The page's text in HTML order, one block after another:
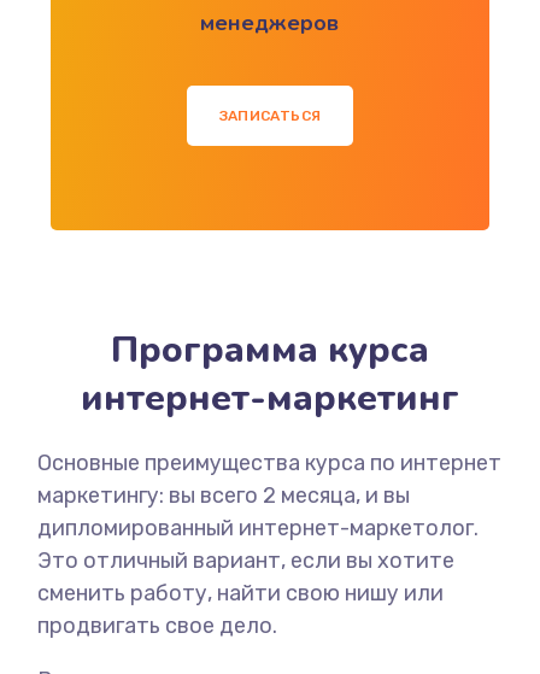
менеджеров
ЗАПИСАТЬСЯ
Программа курса
интернет-маркетинг
Основные преимущества курса по интернет
маркетингу: вы всего 2 месяца, и вы
дипломированный интернет-маркетолог.
Это отличный вариант, если вы хотите
сменить работу, найти свою нишу или
продвигать свое дело.